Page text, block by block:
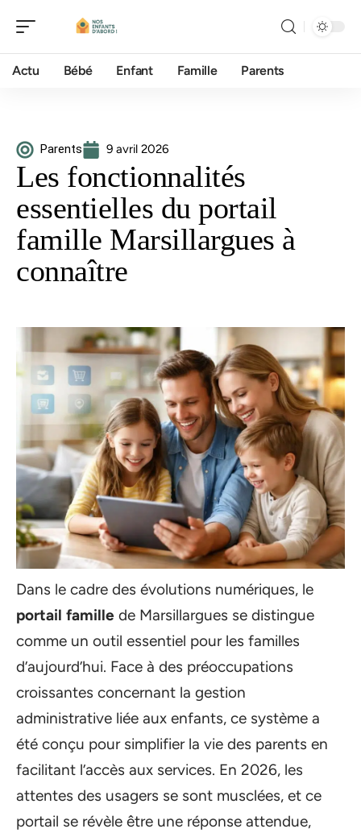
Actu Bébé Enfant Famille Parents
Parents 9 avril 2026
Les fonctionnalités
essentielles du portail
famille Marsillargues à
connaître
Dans le cadre des évolutions numériques, le
portail famille de Marsillargues se distingue
comme un outil essentiel pour les familles
d’aujourd’hui. Face à des préoccupations
croissantes concernant la gestion
administrative liée aux enfants, ce système a
été conçu pour simplifier la vie des parents en
facilitant l’accès aux services. En 2026, les
attentes des usagers se sont musclées, et ce
portail se révèle être une réponse attendue,